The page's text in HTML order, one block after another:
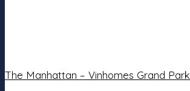
The Manhattan – Vinhomes Grand Park